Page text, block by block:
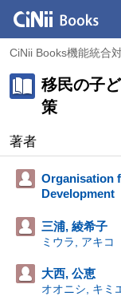
CiNii Books機能統合
移民の子
策
著者
Organisation
Development
三浦, 綾希子
ミウラ, アキコ
大西, 公恵
オオニシ, キミ